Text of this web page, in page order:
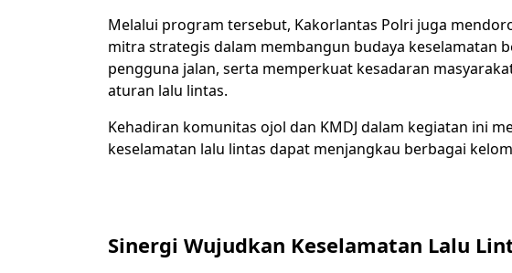
Melalui program tersebut, Kakorlantas Polri juga
mitra strategis dalam membangun budaya keselamatan
pengguna jalan, serta memperkuat kesadaran
aturan lalu lintas.
Kehadiran komunitas ojol dan KMDJ dalam kegiatan ini
keselamatan lalu lintas dapat menjangkau berbagai
Sinergi Wujudkan Keselamatan Lalu